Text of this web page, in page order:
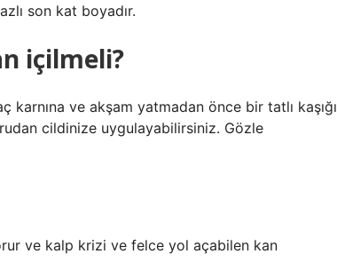
son kat boyadır.
içilmeli?
karnına ve akşam yatmadan önce bir tatlı kaşığı
cildinize uygulayabilirsiniz. Gözle
ve kalp krizi ve felce yol açabilen kan